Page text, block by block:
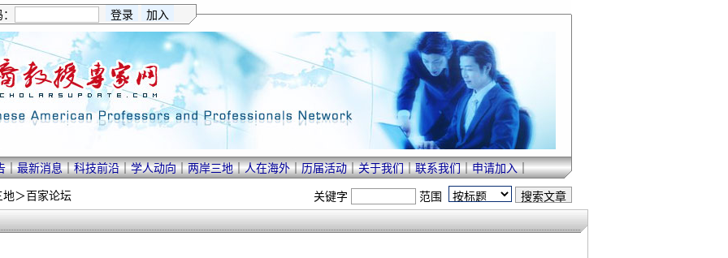
｜最新消息｜科技前沿｜学人动向｜两岸三地｜人在海外｜历届活动｜关于我们｜联系我们｜申请加入｜
地＞百家论坛 关键字 范围